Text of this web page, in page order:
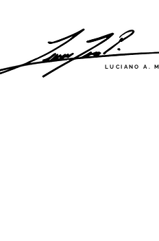
LUCIANO A.